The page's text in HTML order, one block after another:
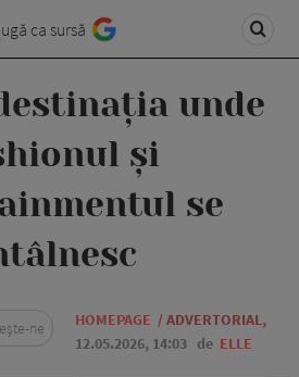
ca sursă
unde
și
se
HOMEPAGE / ADVERTORIAL,
12.05.2026, 14:03 de ELLE
ne